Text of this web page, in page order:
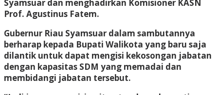
Syamsuar dan menghadirkan Komisioner KASN
Prof. Agustinus Fatem.
Gubernur Riau Syamsuar dalam sambutannya
berharap kepada Bupati Walikota yang baru saja
dilantik untuk dapat mengisi kekosongan jabatan
dengan kapasitas SDM yang memadai dan
membidangi jabatan tersebut.